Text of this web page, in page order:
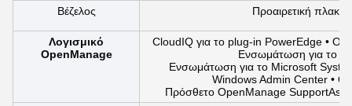
Βέζελος Προαιρετική
Λογισμικό
OpenManage
CloudIQ για το plug-in PowerEdge •
Ενσωμάτωση για το
Ενσωμάτωση για το Microsoft
Windows Admin Center •
Πρόσθετο OpenManage